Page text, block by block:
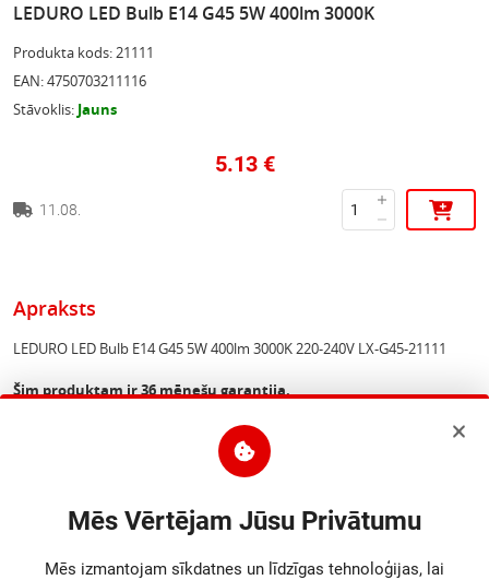
LEDURO LED Bulb E14 G45 5W 400lm 3000K
Produkta kods:21111
EAN:4750703211116
Stāvoklis: Jauns
5.13€
11.08.
Apraksts
LEDURO LED Bulb E14 G45 5W 400lm 3000K 220-240V LX-G45-21111
Šim produktam ir 36 mēnešu garantija.
EAN kods 4750703211116
Augstums mm
Mēs Vērtējam Jūsu Privātumu
Mēs izmantojam sīkdatnes un līdzīgas tehnoloģijas, lai